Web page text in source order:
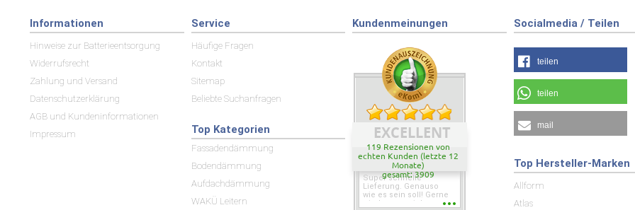
Informationen
Hinweise zur Batterieentsorgung
Widerrufsrecht
Zahlung und Versand
Datenschutzerklärung
AGB und Kundeninformationen
Impressum
Service
Häufige Fragen
Kontakt
Sitemap
Beliebte Suchanfragen
Top Kategorien
Fassadendämmung
Bodendämmung
Aufdachdämmung
WAKÜ Leitern
Kundenmeinungen
EXCELLENT
119 Rezensionen von
echten Kunden (letzte 12
Monate)
gesamt: 3909
Super schnelle
Lieferung. Genauso
wie es sein soll! Gerne
wieder wenn ich was
Socialmedia / Teilen
teilen
teilen
mail
Top Hersteller-Marken
Allform
Atlas